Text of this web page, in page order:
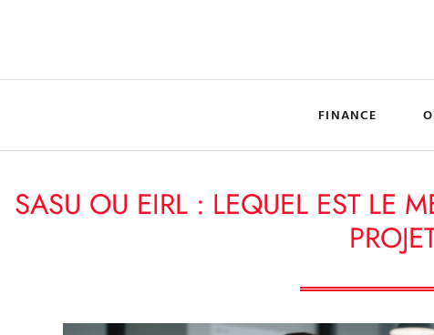
FINANCE
SASU OU EIRL : LEQUEL EST LE